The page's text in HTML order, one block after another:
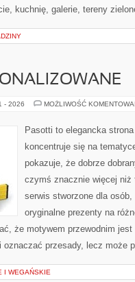
kuchnię, galerie, tereny
- 2026 MOŻLIWOŚĆ
Pasotti to elegancka
koncentruje się na
pokazuje, że dobrze
czymś znacznie więcej niż
serwis stworzone dla
oryginalne prezenty na
że motywem przewodnim
oznaczać przesady, lecz może
I WEGAŃSKIE